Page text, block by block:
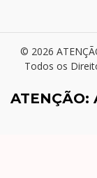
© 2026
Todos os
ATENÇÃO: